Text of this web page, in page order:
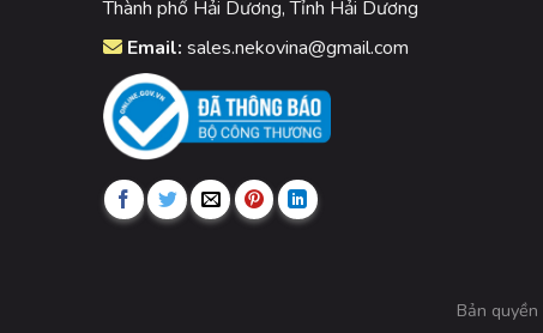
Thành phố Hải Dương, Tỉnh Hải Dương
Email: sales.nekovina@gmail.com
Bản